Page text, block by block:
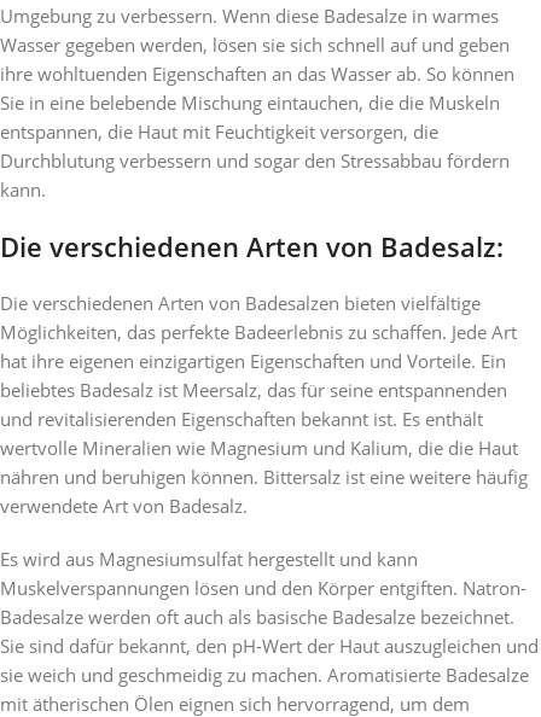
Umgebung zu verbessern. Wenn diese Badesalze in warmes
Wasser gegeben werden, lösen sie sich schnell auf und geben
ihre wohltuenden Eigenschaften an das Wasser ab. So können
Sie in eine belebende Mischung eintauchen, die die Muskeln
entspannen, die Haut mit Feuchtigkeit versorgen, die
Durchblutung verbessern und sogar den Stressabbau fördern
kann.
Die verschiedenen Arten von Badesalz:
Die verschiedenen Arten von Badesalzen bieten vielfältige
Möglichkeiten, das perfekte Badeerlebnis zu schaffen. Jede Art
hat ihre eigenen einzigartigen Eigenschaften und Vorteile. Ein
beliebtes Badesalz ist Meersalz, das für seine entspannenden
und revitalisierenden Eigenschaften bekannt ist. Es enthält
wertvolle Mineralien wie Magnesium und Kalium, die die Haut
nähren und beruhigen können. Bittersalz ist eine weitere häufig
verwendete Art von Badesalz.
Es wird aus Magnesiumsulfat hergestellt und kann
Muskelverspannungen lösen und den Körper entgiften. Natron-
Badesalze werden oft auch als basische Badesalze bezeichnet.
Sie sind dafür bekannt, den pH-Wert der Haut auszugleichen und
sie weich und geschmeidig zu machen. Aromatisierte Badesalze
mit ätherischen Ölen eignen sich hervorragend, um dem